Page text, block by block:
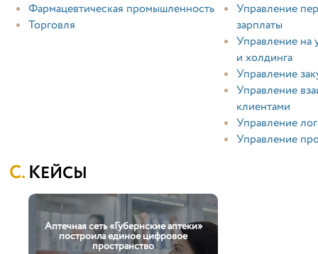
Фармацевтическая промышленность
Торговля
Управление
зарплаты
Управление на
и холдинга
Управление
Управление
клиентами
Управление
Управление
КЕЙСЫ
Аптечная сеть «Губернские аптеки»
построила единое цифровое
пространство